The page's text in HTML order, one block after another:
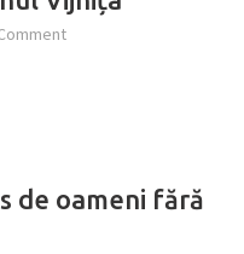
de oameni fără